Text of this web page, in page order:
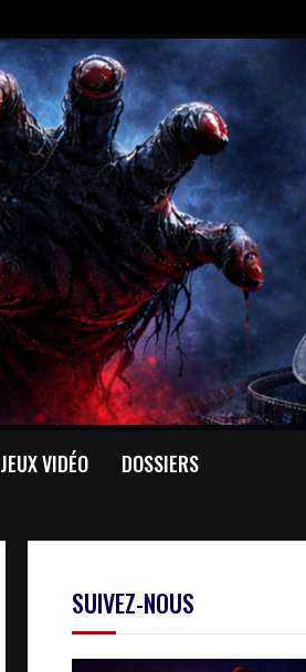
JEUX VIDÉO DOSSIERS
SUIVEZ-NOUS